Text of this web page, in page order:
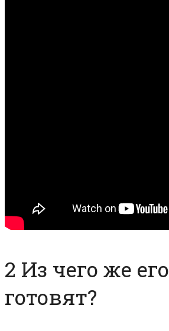
2 Из чего же его
готовят?